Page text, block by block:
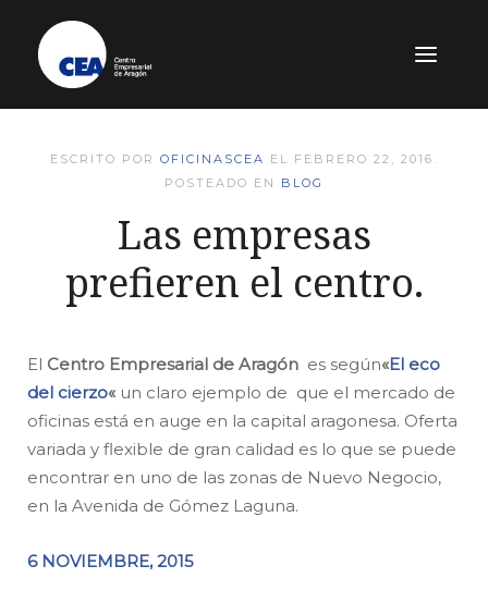
ESCRITO POR OFICINASCEA EL FEBRERO 22, 2016 .
POSTEADO EN BLOG
Las empresas
prefieren el centro.
El Centro Empresarial de Aragón es según«El eco
del cierzo« un claro ejemplo de que el mercado de
oficinas está en auge en la capital aragonesa. Oferta
variada y flexible de gran calidad es lo que se puede
encontrar en uno de las zonas de Nuevo Negocio,
en la Avenida de Gómez Laguna.
6 NOVIEMBRE, 2015